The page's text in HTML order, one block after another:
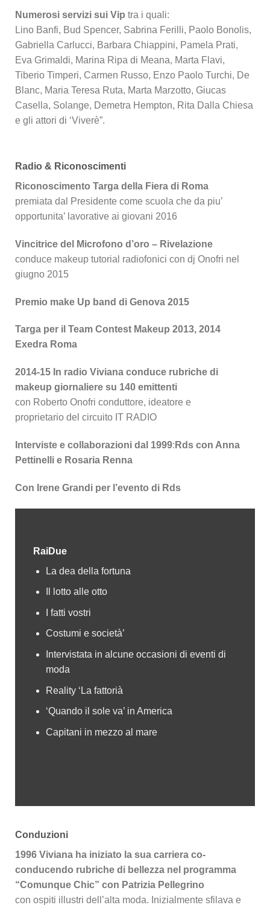
Numerosi servizi sui Vip tra i quali:
Lino Banfi, Bud Spencer, Sabrina Ferilli, Paolo Bonolis,
Gabriella Carlucci, Barbara Chiappini, Pamela Prati,
Eva Grimaldi, Marina Ripa di Meana, Marta Flavi,
Tiberio Timperi, Carmen Russo, Enzo Paolo Turchi, De
Blanc, Maria Teresa Ruta, Marta Marzotto, Giucas
Casella, Solange, Demetra Hempton, Rita Dalla Chiesa
e gli attori di ‘Viverè”.
Radio & Riconoscimenti
Riconoscimento Targa della Fiera di Roma
premiata dal Presidente come scuola che da piu’
opportunita’ lavorative ai giovani 2016
Vincitrice del Microfono d’oro – Rivelazione
conduce makeup tutorial radiofonici con dj Onofri nel
giugno 2015
Premio make Up band di Genova 2015
Targa per il Team Contest Makeup 2013, 2014
Exedra Roma
2014-15 In radio Viviana conduce rubriche di
makeup giornaliere su 140 emittenti
con Roberto Onofri conduttore, ideatore e
proprietario del circuito IT RADIO
Interviste e collaborazioni dal 1999: Rds con Anna
Pettinelli e Rosaria Renna
Con Irene Grandi per l’evento di Rds
RaiDue
La dea della fortuna
Il lotto alle otto
I fatti vostri
Costumi e società’
Intervistata in alcune occasioni di eventi di
moda
Reality ‘La fattorià
‘Quando il sole va’ in America
Capitani in mezzo al mare
Conduzioni
1996 Viviana ha iniziato la sua carriera co-
conducendo rubriche di bellezza nel programma
“Comunque Chic” con Patrizia Pellegrino
con ospiti illustri dell’alta moda. Inizialmente sfilava e